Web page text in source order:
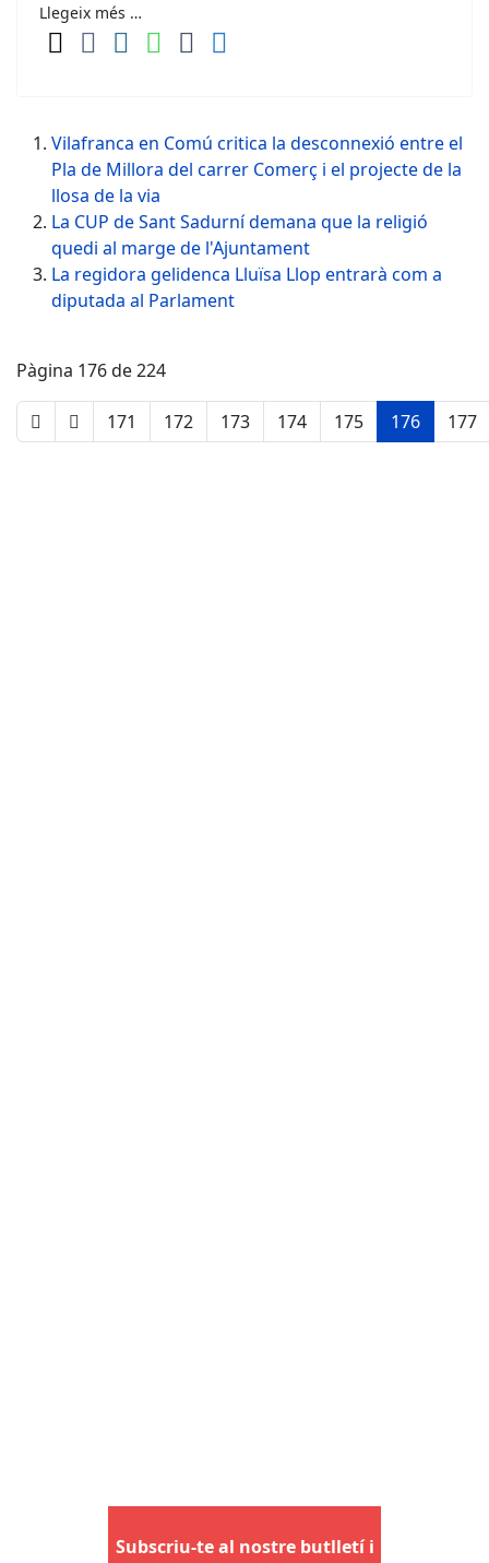
Llegeix més …
Vilafranca en Comú critica la desconnexió entre el
Pla de Millora del carrer Comerç i el projecte de la
llosa de la via
La CUP de Sant Sadurní demana que la religió
quedi al marge de l'Ajuntament
La regidora gelidenca Lluïsa Llop entrarà com a
diputada al Parlament
Pàgina 176 de 224
171 172 173 174 175 176 177
Subscriu-te al nostre butlletí i